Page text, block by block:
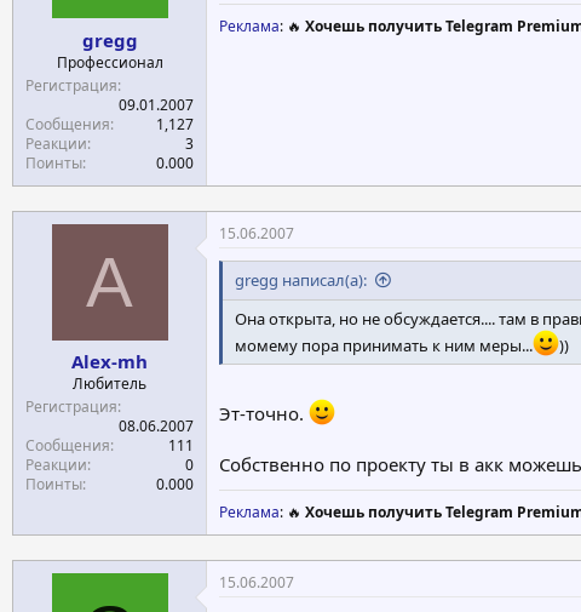
gregg
Профессионал
Регистрация
09.01.2007
Сообщения
1,127
Реакции
3
Поинты
0.000
Реклама: 🔥 Хочешь получить Telegram
A
Alex-mh
Любитель
Регистрация
08.06.2007
Сообщения
111
Реакции
0
Поинты
0.000
15.06.2007
gregg написал(а):
Она открыта, но не обсуждается.... там в
момему пора принимать к ним меры...
))
Эт-точно.
Собственно по проекту ты в акк
Реклама: 🔥 Хочешь получить Telegram
15.06.2007